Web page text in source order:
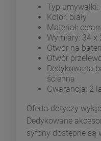
Typ
Kolor: biały
Materiał:
Wymiary: 34 x
Otwór na
Otwór
Dedykowana
ścienna
Gwarancja: 2
Oferta dotyczy
Dedykowane
syfony dostępne są